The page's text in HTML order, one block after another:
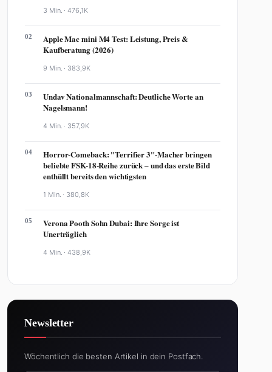
3 Min. ·476,1K
02
Apple Mac mini M4 Test: Leistung, Preis &
Kaufberatung (2026)
9 Min. · 383,9K
03
Undav Nationalmannschaft: Deutliche Worte an
Nagelsmann!
4 Min. · 357,9K
04
Horror-Comeback: "Terrifier 3"-Macher bringen
beliebte FSK-18-Reihe zurück – und das erste Bild
enthüllt bereits den wichtigsten
1 Min. · 380,8K
05
Verona Pooth Sohn Dubai: Ihre Sorge ist
Unerträglich
4 Min. ·438,9K
Newsletter
Wöchentlich die besten Artikel in dein Postfach.